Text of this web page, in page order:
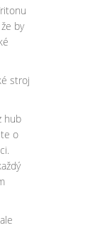
by
stroj
hub
o